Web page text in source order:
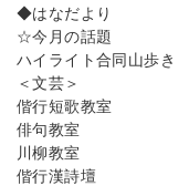
◆はなだより
☆今月の話題
ハイライト合同山歩き
＜文芸＞
偕行短歌教室
俳句教室
川柳教室
偕行漢詩壇